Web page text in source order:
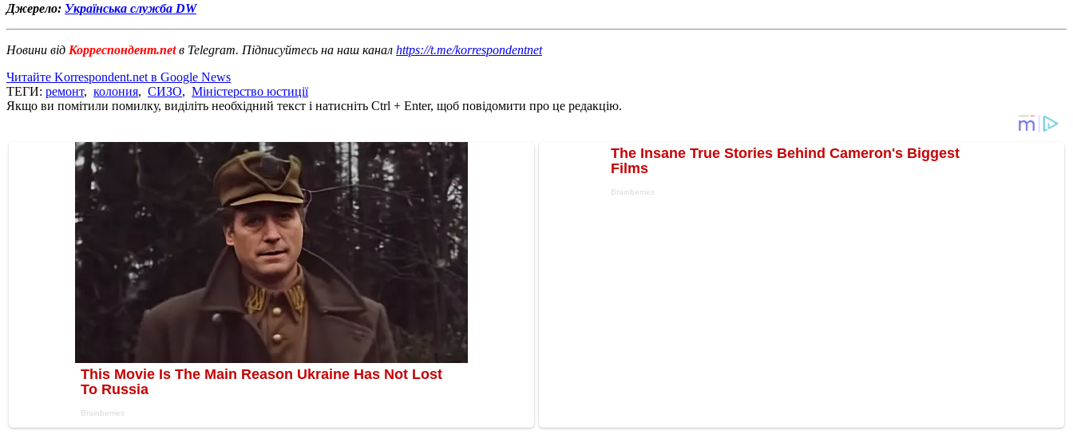
Джерело: Українська служба DW
Новини від Корреспондент.netв Telegram. Підписуйтесь на наш канал https://t.me/korrespondentnet
Читайте Korrespondent.net в Google News
ТЕГИ: ремонт, колония, СИЗО, Міністерство юстиції
Якщо ви помітили помилку, виділіть необхідний текст і натисніть Ctrl + Enter, щоб повідомити про це редакцію.